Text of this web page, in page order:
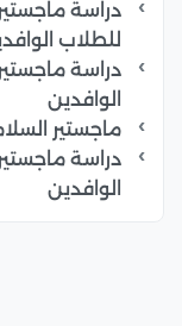
دراسة
للطلاب
دراسة
الوافدين
ماجستير
دراسة
الوافدين